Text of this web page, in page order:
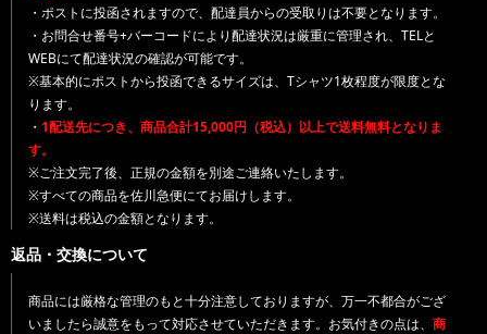
・ポストに投函されますので、配達員からの受取りは不要となります。
・お問合せ番号+バーコードにより配達状況は厳重に管理され、TELと
WEBにて配達状況の確認が可能です。
※基本的にポストから投函できるサイズは、Tシャツ1枚程度が限度とな
ります。
・ 1配送先につき、商品合計15,000円（税込）以上で送料無料となりま
す。
※ご注文完了後、正規の金額を別途ご連絡いたします。
※すべての商品を佐川急便にてお届けします。
※送料は税込の金額となります。
返品・交換について
商品には厳格な管理のもと十分注意しておりますが、万一不都合がござ
いましたら誠意をもって対応させていただきます。お気付きの点は、 商